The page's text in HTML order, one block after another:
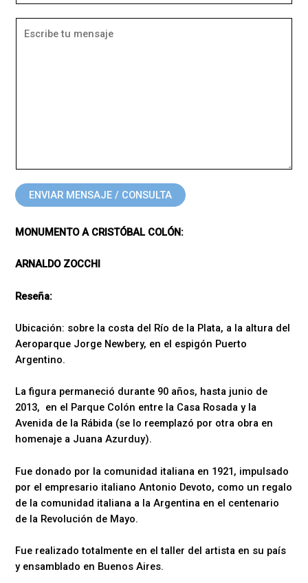
ENVIAR MENSAJE / CONSULTA
MONUMENTO A CRISTÓBAL COLÓN:
ARNALDO ZOCCHI
Reseña:
Ubicación: sobre la costa del Río de la Plata, a la altura del
Aeroparque Jorge Newbery, en el espigón Puerto
Argentino.
La figura permaneció durante 90 años, hasta junio de
2013, en el Parque Colón entre la Casa Rosada y la
Avenida de la Rábida (se lo reemplazó por otra obra en
homenaje a Juana Azurduy).
Fue donado por la comunidad italiana en 1921, impulsado
por el empresario italiano Antonio Devoto, como un regalo
de la comunidad italiana a la Argentina en el centenario
de la Revolución de Mayo.
Fue realizado totalmente en el taller del artista en su país
y ensamblado en Buenos Aires.